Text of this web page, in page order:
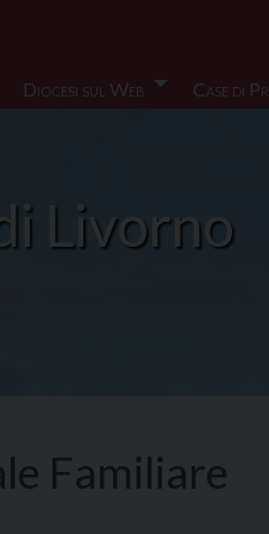
Diocesi sul Web Case di
Livorno
Familiare